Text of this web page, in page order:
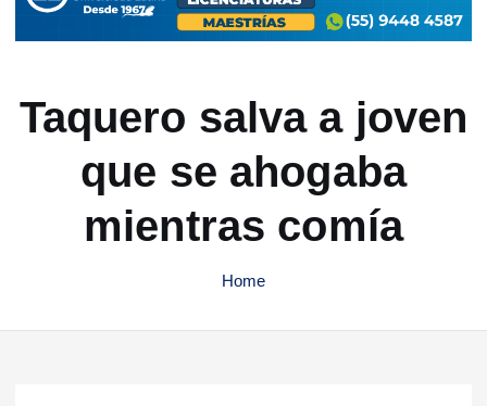
Taquero salva a joven
que se ahogaba
mientras comía
Home